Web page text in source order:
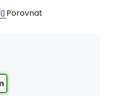
Porovnat